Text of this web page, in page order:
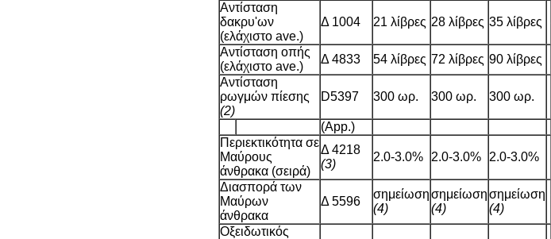
Αντίσταση
δακρυ'ων
(ελάχιστο ave.)
Δ 1004 21 λίβρες 28 λίβρες 35 λίβρες
Αντίσταση οπής
(ελάχιστο ave.)
Δ 4833 54 λίβρες 72 λίβρες 90 λίβρες
Αντίσταση
ρωγμών πίεσης
(2)
D5397 300 ωρ. 300 ωρ. 300 ωρ.
(App.)
Περιεκτικότητα σε
Μαύρους
άνθρακα (σειρά)
Δ 4218
(3)
2.0-3.0% 2.0-3.0% 2.0-3.0%
Διασπορά των
Μαύρων
άνθρακα
Δ 5596
σημείωση
(4)
σημείωση
(4)
σημείωση
(4)
Οξειδωτικός